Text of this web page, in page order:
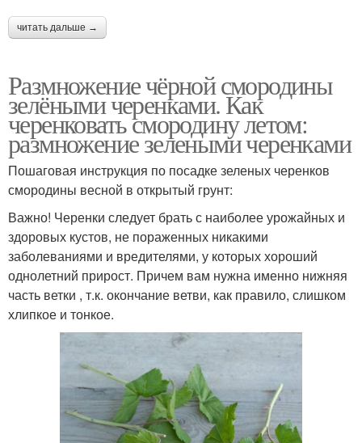
читать дальше →
Размножение чёрной смородины
зелёными черенками. Как
черенковать смородину летом:
размножение зелеными черенками
Пошаговая инструкция по посадке зеленых черенков
смородины весной в открытый грунт:
Важно! Черенки следует брать с наиболее урожайных и
здоровых кустов, не пораженных никакими
заболеваниями и вредителями, у которых хороший
однолетний прирост. Причем вам нужна именно нижняя
часть ветки , т.к. окончание ветви, как правило, слишком
хлипкое и тонкое.